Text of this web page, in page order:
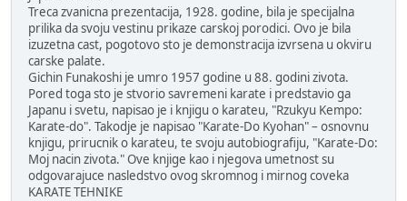
Treca zvanicna prezentacija, 1928. godine, bila je specijalna
prilika da svoju vestinu prikaze carskoj porodici. Ovo je bila
izuzetna cast, pogotovo sto je demonstracija izvrsena u okviru
carske palate.
Gichin Funakoshi je umro 1957 godine u 88. godini zivota.
Pored toga sto je stvorio savremeni karate i predstavio ga
Japanu i svetu, napisao je i knjigu o karateu, "Rzukyu Kempo:
Karate-do". Takodje je napisao "Karate-Do Kyohan" – osnovnu
knjigu, prirucnik o karateu, te svoju autobiografiju, "Karate-Do:
Moj nacin zivota." Ove knjige kao i njegova umetnost su
odgovarajuce nasledstvo ovog skromnog i mirnog coveka
KARATE TEHNIKE